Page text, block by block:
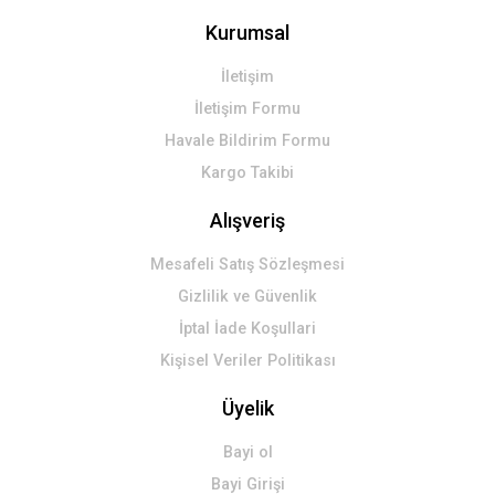
Kurumsal
İletişim
İletişim Formu
Havale Bildirim Formu
Kargo Takibi
Alışveriş
Mesafeli Satış Sözleşmesi
Gizlilik ve Güvenlik
İptal İade Koşullari
Kişisel Veriler Politikası
Üyelik
Bayi ol
Bayi Girişi